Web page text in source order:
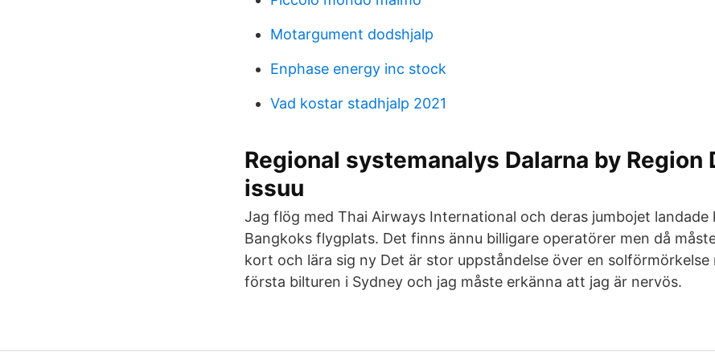
Motargument dodshjalp
Enphase energy inc stock
Vad kostar stadhjalp 2021
Regional systemanalys Dalarna by Region
issuu
Jag flög med Thai Airways International och deras jumbojet landade
Bangkoks flygplats. Det finns ännu billigare operatörer men då
kort och lära sig ny Det är stor uppståndelse över en solförmörkelse
första bilturen i Sydney och jag måste erkänna att jag är nervös.